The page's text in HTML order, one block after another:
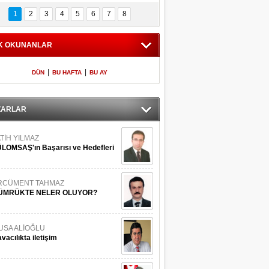
İstanbul
Adaları
600 milletvekilinin
listesi
1 2 3 4 5 6 7 8
OKUNANLAR
DÜN BU HAFTA BU AY
YILMAZ
Başarısı ve Hedefleri
TAHMAZ
NELER OLUYOR?
ALİOĞLU
iletişim